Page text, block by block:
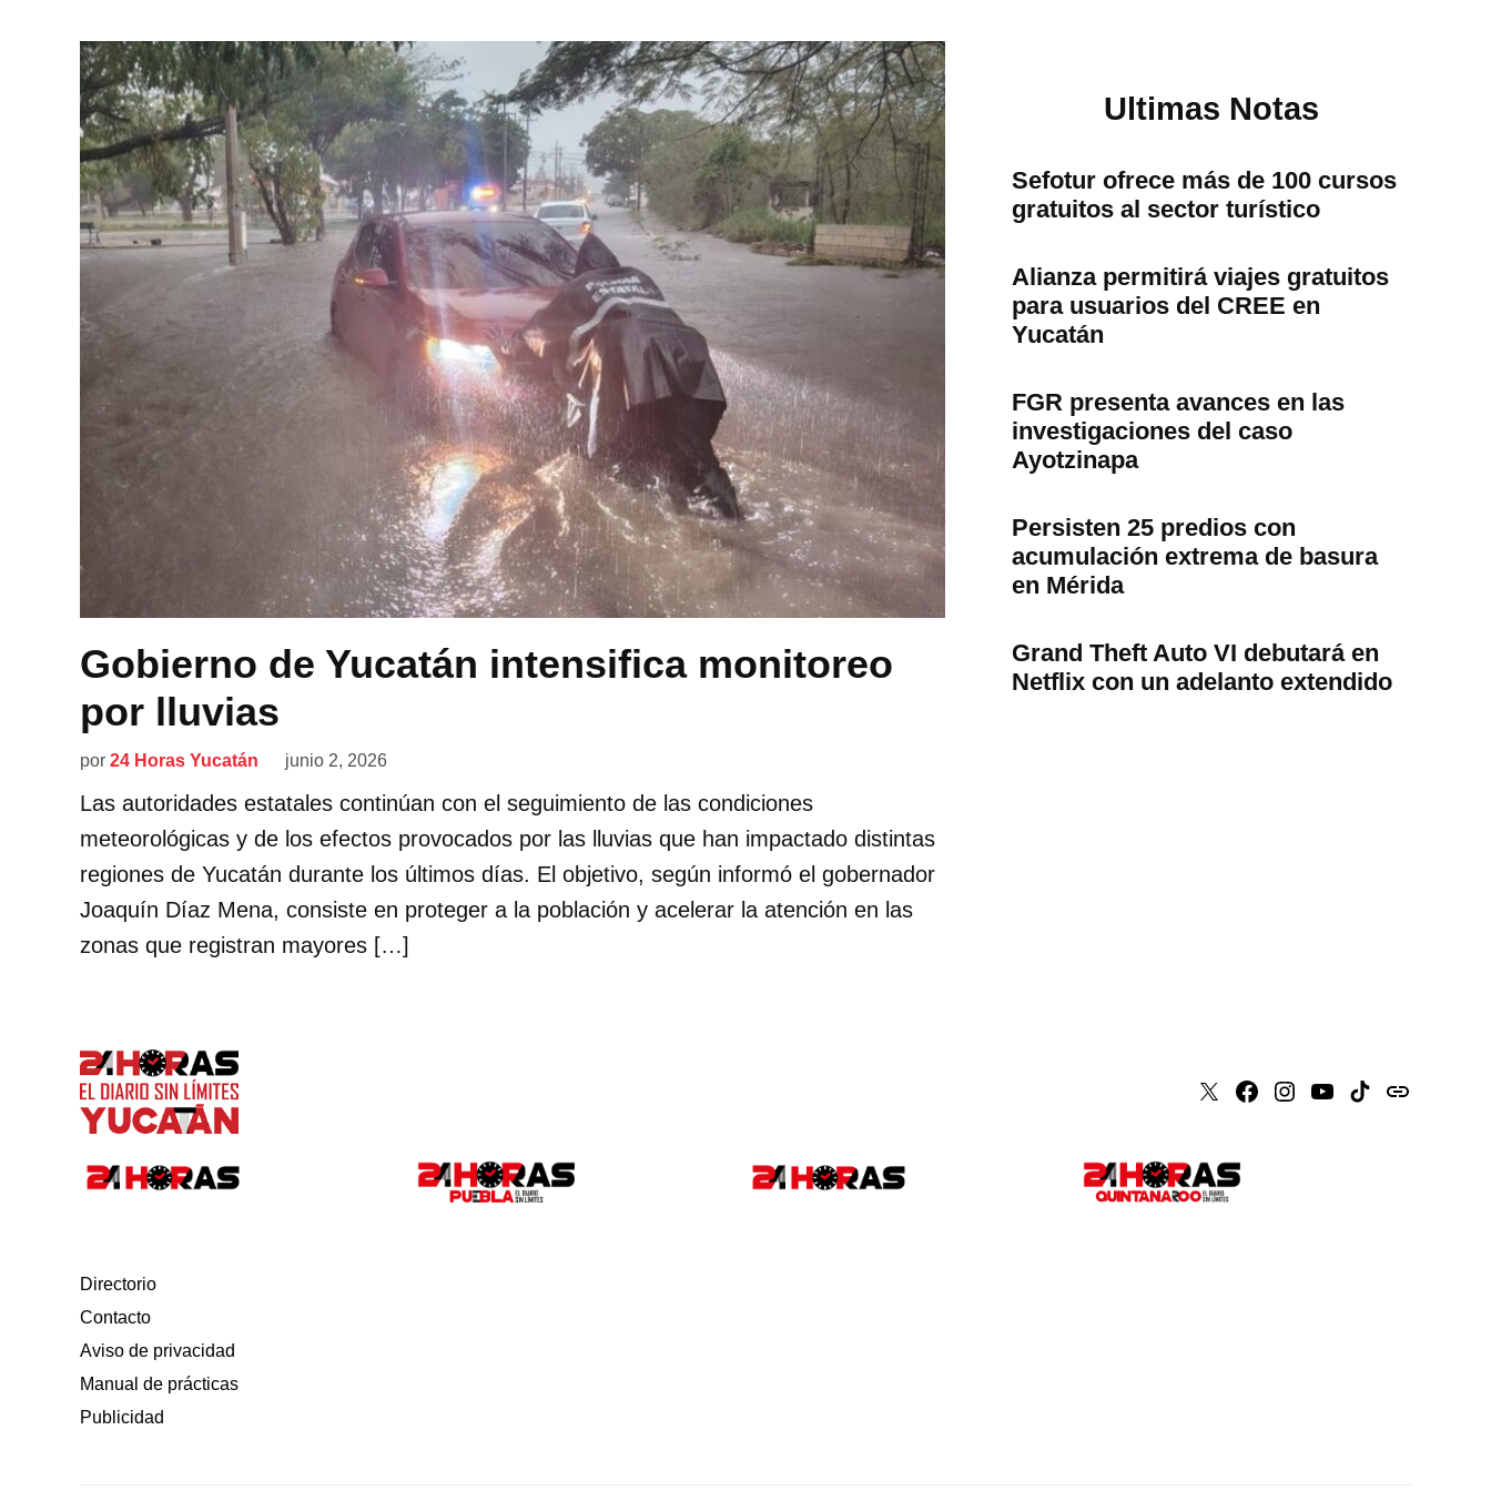
Gobierno de Yucatán intensifica monitoreo
por lluvias
por 24 Horas Yucatán junio 2, 2026
Las autoridades estatales continúan con el seguimiento de las condiciones
meteorológicas y de los efectos provocados por las lluvias que han impactado distintas
regiones de Yucatán durante los últimos días. El objetivo, según informó el gobernador
Joaquín Díaz Mena, consiste en proteger a la población y acelerar la atención en las
zonas que registran mayores […]
Ultimas Notas
Sefotur ofrece más de 100 cursos
gratuitos al sector turístico
Alianza permitirá viajes gratuitos
para usuarios del CREE en
Yucatán
FGR presenta avances en las
investigaciones del caso
Ayotzinapa
Persisten 25 predios con
acumulación extrema de basura
en Mérida
Grand Theft Auto VI debutará en
Netflix con un adelanto extendido
X Faceboook
Instagram
Youtube
Tiktokissuu
Directorio
Contacto
Aviso de privacidad
Manual de prácticas
Publicidad